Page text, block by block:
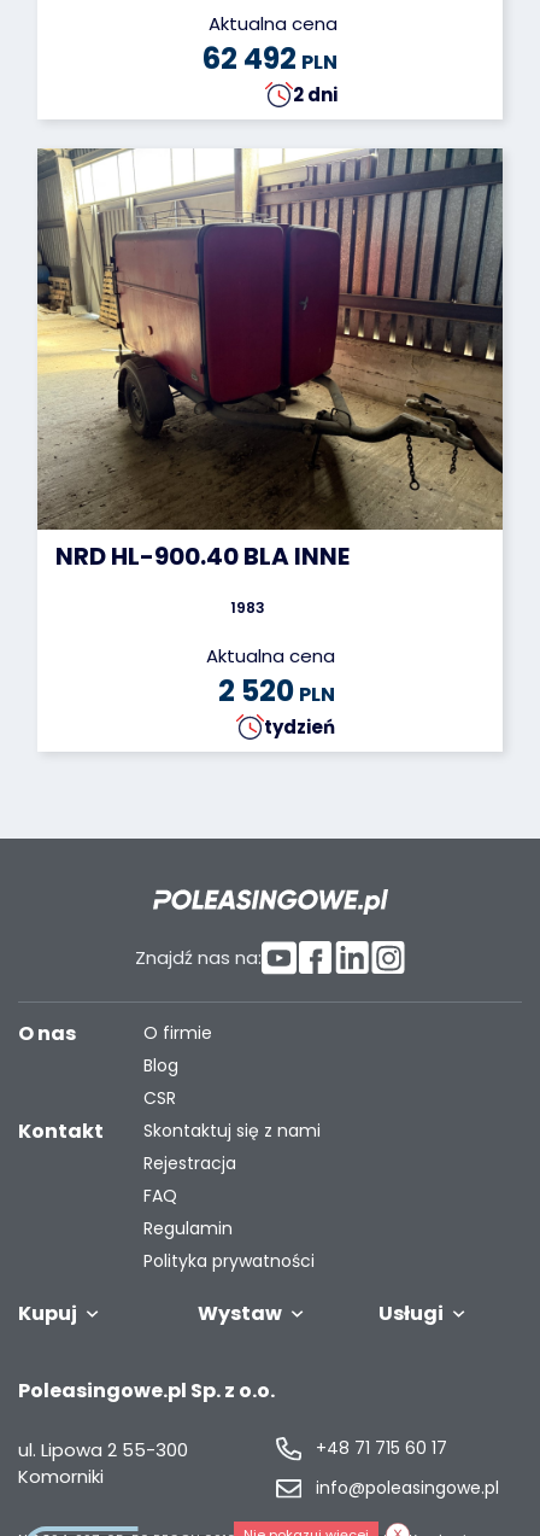
Aktualna cena
62 492 PLN
2 dni
NRD HL-900.40 BLA INNE
1983
Aktualna cena
2 520 PLN
tydzień
Znajdź nas na:
Kupuj
przyczepy
Wystaw
Twoją flotę
Usługi
O nas
O firmie
Blog
CSR
Kontakt
Skontaktuj się z nami
Rejestracja
FAQ
Regulamin
Polityka prywatności
Poleasingowe.pl Sp. z o.o.
ul. Lipowa 2 55-300
Komorniki
+48 71 715 60 17
info@poleasingowe.pl